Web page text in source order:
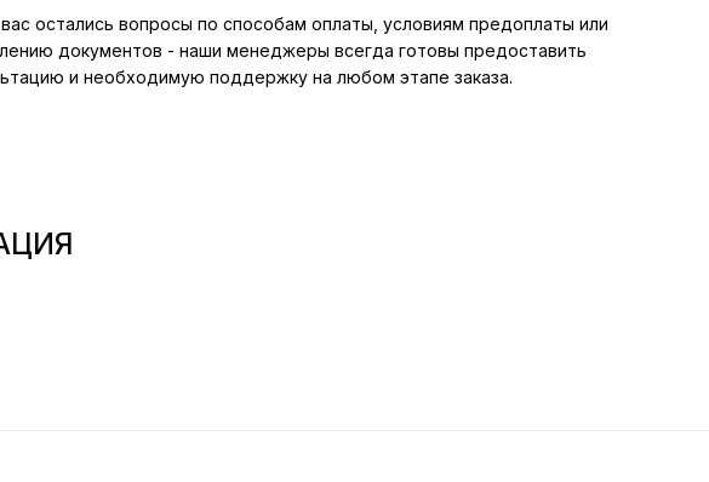
остались вопросы по способам оплаты, условиям предоплаты или
документов - наши менеджеры всегда готовы предоставить
и необходимую поддержку на любом этапе заказа.